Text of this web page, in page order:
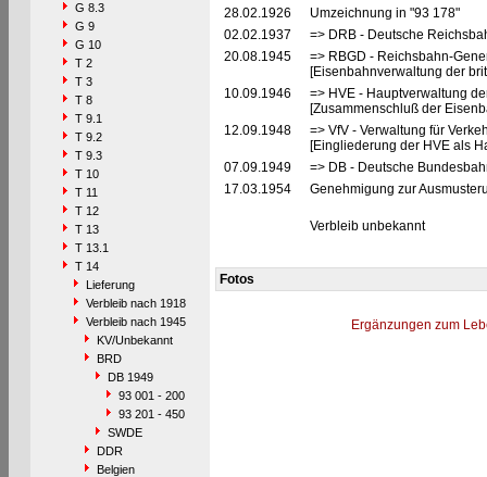
G 8.3
G 9
G 10
T 2
T 3
T 8
T 9.1
T 9.2
T 9.3
T 10
T 11
T 12
T 13
T 13.1
T 14
Lieferung
Verbleib nach 1918
Verbleib nach 1945
KV/Unbekannt
BRD
DB 1949
93 001 - 200
93 201 - 450
SWDE
DDR
Belgien
28.02.1926
Umzeichnung in "93 178"
02.02.1937
=> DRB - Deutsche
20.08.1945
=> RBGD - Reichsbahn-
[Eisenbahnverwaltung der
10.09.1946
=> HVE - Hauptverwaltung
[Zusammenschluß der
12.09.1948
=> VfV - Verwaltung für
[Eingliederung der HVE als
07.09.1949
=> DB - Deutsche
17.03.1954
Genehmigung zur
Verbleib unbekannt
Fotos
Ergänzungen zum